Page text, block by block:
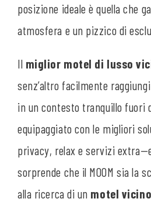
posizione ideale è quella che
atmosfera e un pizzico di
Il miglior motel di lusso
senz’altro facilmente
in un contesto tranquillo fuori
equipaggiato con le migliori
privacy, relax e servizi
sorprende che il MOOM sia la
alla ricerca di un motel